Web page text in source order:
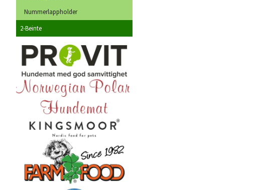
Nummerlappholder
2-Beinte